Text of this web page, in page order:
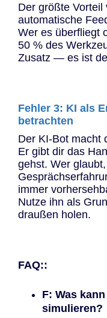
Der größte
automatische
Wer es überfliegt
50 % des
Zusatz — es ist
Fehler 3: KI als
betrachten
Der KI-Bot macht
Er gibt dir das
gehst. Wer
immer
Nutze ihn als
draußen holen.
FAQ::
F: Was
simulieren?